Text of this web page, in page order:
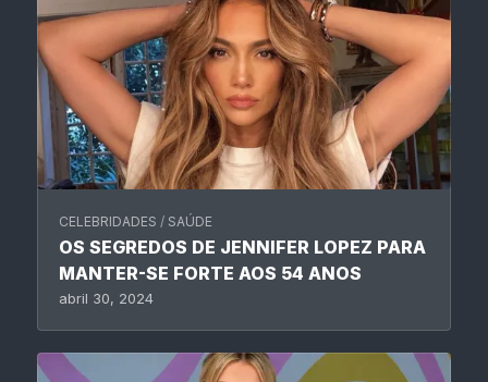
CELEBRIDADES / SAÚDE
OS SEGREDOS DE JENNIFER LOPEZ PARA
MANTER-SE FORTE AOS 54 ANOS
abril 30, 2024